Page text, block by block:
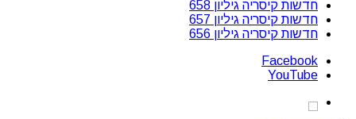
חדשות קיסריה גיליון 658
חדשות קיסריה גיליון 657
חדשות קיסריה גיליון 656
Facebook
YouTube